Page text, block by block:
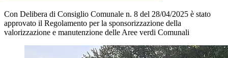
Con Delibera di Consiglio Comunale n. 8 del 28/04/2025 è stato
approvato il Regolamento per la sponsorizzazione della
valorizzazione e manutenzione delle Aree verdi Comunali